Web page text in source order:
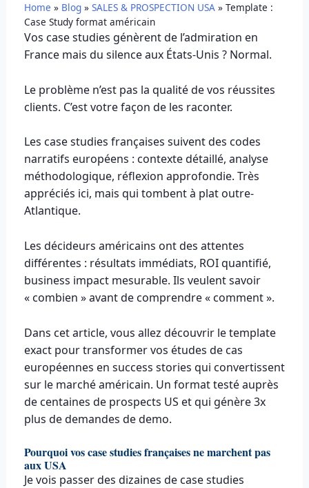
Home » Blog» SALES & PROSPECTION USA» Template :
Case Study format américain
Vos case studies génèrent de l’admiration en
France mais du silence aux États-Unis ? Normal.
Le problème n’est pas la qualité de vos réussites
clients. C’est votre façon de les raconter.
Les case studies françaises suivent des codes
narratifs européens : contexte détaillé, analyse
méthodologique, réflexion approfondie. Très
appréciés ici, mais qui tombent à plat outre-
Atlantique.
Les décideurs américains ont des attentes
différentes : résultats immédiats, ROI quantifié,
business impact mesurable. Ils veulent savoir
« combien » avant de comprendre « comment ».
Dans cet article, vous allez découvrir le template
exact pour transformer vos études de cas
européennes en success stories qui convertissent
sur le marché américain. Un format testé auprès
de centaines de prospects US et qui génère 3x
plus de demandes de demo.
Pourquoi vos case studies françaises ne marchent pas
aux USA
Je vois passer des dizaines de case studies